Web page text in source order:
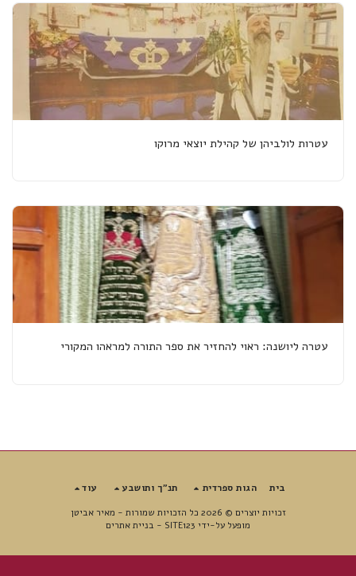
עטרות לולביהן של קהילת יוצאי מרוקו
עטרה ליושנה: ראוי להחזיר את ספר התורה למראהו המקורי
בית הגות ספרדית תנ"ך ותושבע
עוד
זכויות יוצרים © 2026 כל הזכויות שמורות -
מאיר אביטן
מופעל על-ידי SITE123
- בניית אתרים